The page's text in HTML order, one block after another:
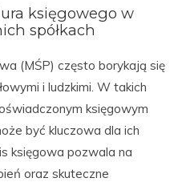
księgowego w
spółkach
(MŚP) często borykają się
i ludzkimi. W takich
księgowym
być kluczowa dla ich
księgowa pozwala na
oraz skuteczne